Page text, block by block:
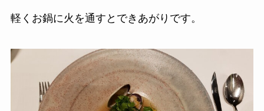
軽くお鍋に火を通すとできあがりです。